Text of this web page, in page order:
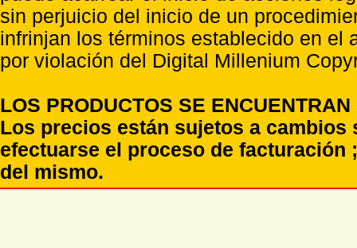
sin perjuicio del inicio de un
infrinjan los términos establecido en el
por violación del Digital Millenium
LOS PRODUCTOS SE
Los precios están sujetos a
efectuarse el proceso de
del mismo.